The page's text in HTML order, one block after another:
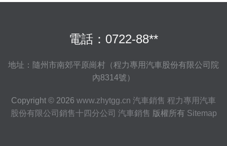
電話：0722-88**
地址：隨州市南郊平原崗村（程力專用汽車股份有限公司院
內8314號）
Copyright © 2026 www.zhytgg.cn 汽車銷售 程力專用汽車
股份有限公司銷售十四分公司 汽車銷售 版權所有 Sitemap